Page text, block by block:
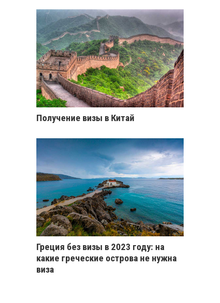
Получение визы в Китай
Греция без визы в 2023 году: на
какие греческие острова не нужна
виза